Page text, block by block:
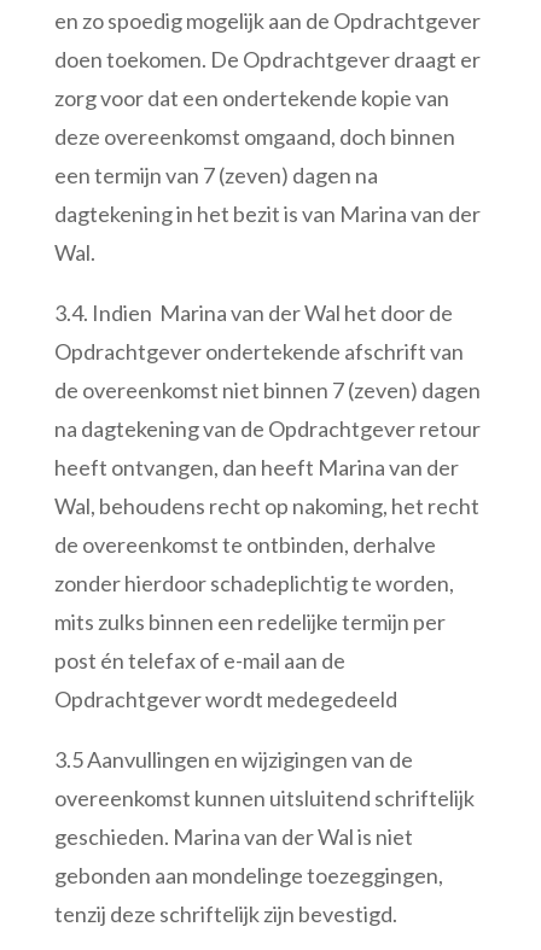
en zo spoedig mogelijk aan de Opdrachtgever
doen toekomen. De Opdrachtgever draagt er
zorg voor dat een ondertekende kopie van
deze overeenkomst omgaand, doch binnen
een termijn van 7 (zeven) dagen na
dagtekening in het bezit is van Marina van der
Wal.
3.4. Indien Marina van der Wal het door de
Opdrachtgever ondertekende afschrift van
de overeenkomst niet binnen 7 (zeven) dagen
na dagtekening van de Opdrachtgever retour
heeft ontvangen, dan heeft Marina van der
Wal, behoudens recht op nakoming, het recht
de overeenkomst te ontbinden, derhalve
zonder hierdoor schadeplichtig te worden,
mits zulks binnen een redelijke termijn per
post én telefax of e-mail aan de
Opdrachtgever wordt medegedeeld
3.5 Aanvullingen en wijzigingen van de
overeenkomst kunnen uitsluitend schriftelijk
geschieden. Marina van der Wal is niet
gebonden aan mondelinge toezeggingen,
tenzij deze schriftelijk zijn bevestigd.